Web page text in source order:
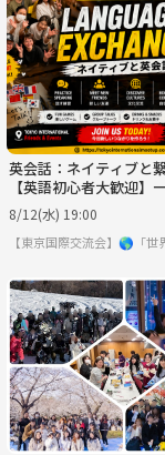
英会話：ネイティブと
【英語初心者大歓迎】
会話！
8/12(水) 19:00
【東京国際交流会】🌎「